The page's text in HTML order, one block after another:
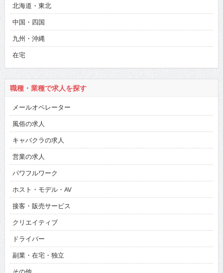
北海道・東北
中国・四国
九州・沖縄
在宅
職種・業種で求人を探す
メールオペレーター
風俗の求人
キャバクラの求人
営業の求人
パワフルワーク
ホスト・モデル・AV
接客・販売サービス
クリエイティブ
ドライバー
副業・在宅・独立